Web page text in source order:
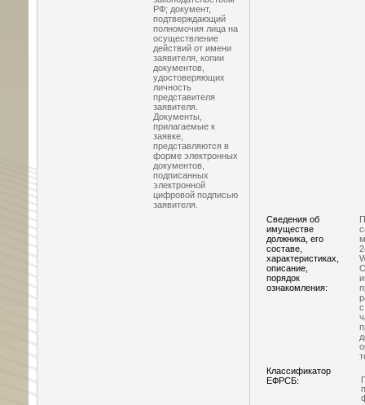
РФ; документ,
подтверждающий
полномочия лица на
осуществление
действий от имени
заявителя, копии
документов,
удостоверяющих
личность
представителя
заявителя.
Документы,
прилагаемые к
заявке,
представляются в
форме электронных
документов,
подписанных
электронной
цифровой подписью
заявителя.
Сведения об
имуществе
должника, его
составе,
характеристиках,
описание,
порядок
ознакомления:
Классификатор
ЕФРСБ: